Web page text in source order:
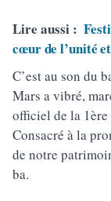
Lire aussi :
cœur de l’unité
C’est au son du
Mars a vibré,
officiel de la
Consacré à la
de notre
ba.